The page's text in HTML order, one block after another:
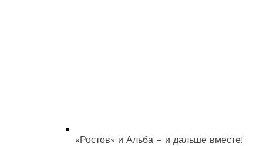
«Ростов» и Альба – и дальше вместе!